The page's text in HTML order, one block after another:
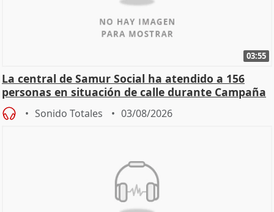
03:55
La central de Samur Social ha atendido a 156
personas en situación de calle durante Campaña
de Calor
Sonido Totales 03/08/2026